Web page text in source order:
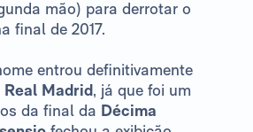
mão) para derrotar o
final de 2017.
entrou definitivamente
Real Madrid, já que foi um
da final da Décima